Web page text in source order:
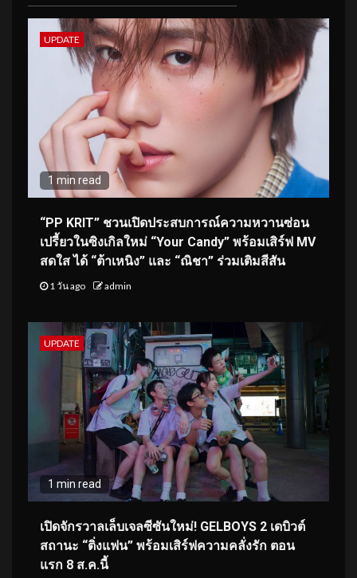
UPDATE
1 min read
“PP KRIT” ชวนเปิดประสบการณ์ความหวานซ่อน
เปรี้ยวในซิงเกิลใหม่ “Your Candy” พร้อมเสิร์ฟ MV
สดใส ได้ “ต้าเหนิง” และ “ณิชา” ร่วมเติมสีสัน
1 วัน ago admin
UPDATE
1 min read
เปิดจักรวาลเล็บเจลซีซันใหม่! GELBOYS 2 เดบิวต์
สถานะ “ติ่งแฟน” พร้อมเสิร์ฟความคลั่งรัก ตอน
แรก 8 ส.ค.นี้